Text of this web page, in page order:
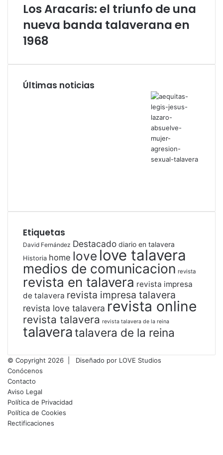
Los Aracaris: el triunfo de una
nueva banda talaverana en
1968
Últimas noticias
Etiquetas
David Fernández Destacado diario en talavera
Historia home love love talavera
medios de comunicacion revista
revista en talavera revista impresa
de talavera revista impresa talavera
revista love talavera revista online
revista talavera revista talavera de la reina
talaveratalavera de la reina
© Copyright 2026 | Diseñado por LOVE Studios
Conócenos
Contacto
Aviso Legal
Política de Privacidad
Política de Cookies
Rectificaciones